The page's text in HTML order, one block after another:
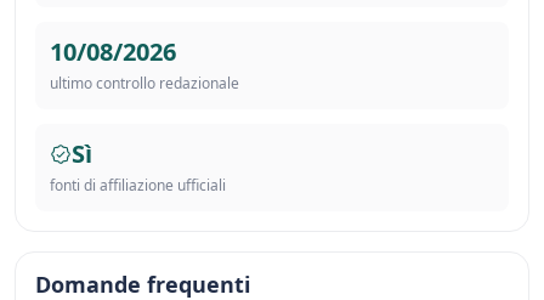
10/08/2026
ultimo controllo redazionale
Sì
fonti di affiliazione ufficiali
Domande frequenti